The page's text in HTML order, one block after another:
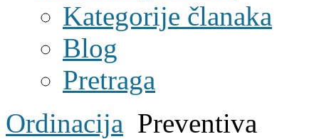
Kategorije članaka
Blog
Pretraga
Ordinacija Preventiva